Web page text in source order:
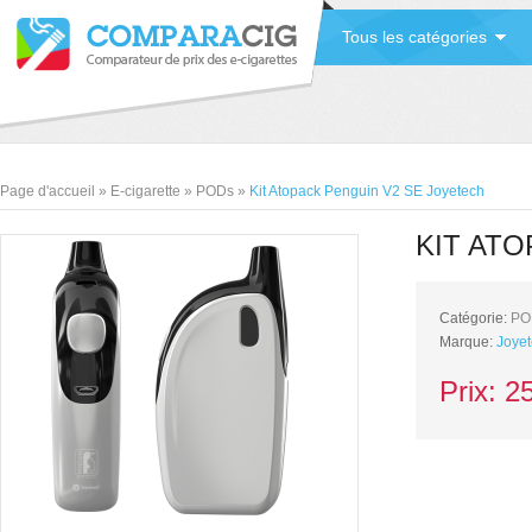
Tous les catégories
Page d'accueil » E-cigarette » PODs » Kit Atopack Penguin V2 SE Joyetech
KIT
Catégorie:
Marque:
Prix: